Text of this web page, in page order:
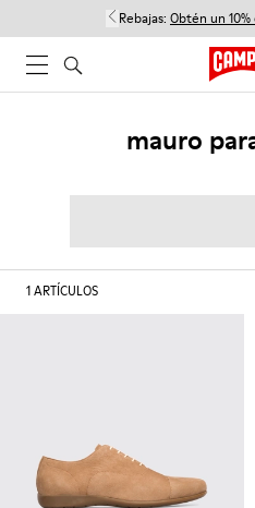
Rebajas: Obtén un
mauro
1ARTÍCULOS